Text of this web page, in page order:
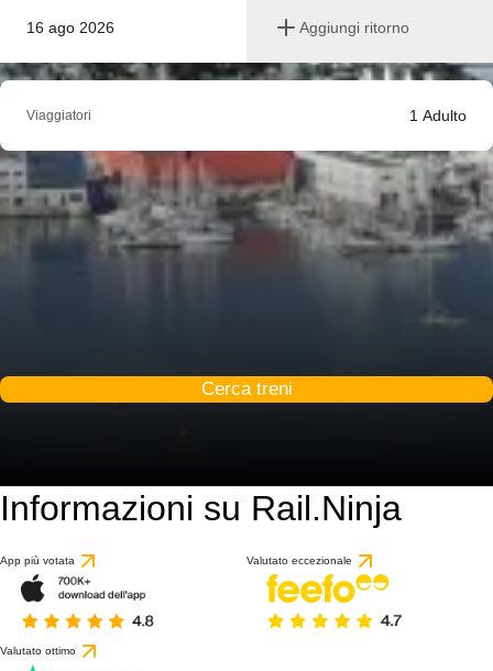
16 ago 2026 Aggiungi ritorno
Viaggiatori 1 Adulto
Cerca treni
Informazioni su Rail.Ninja
App più votata Valutato eccezionale
Valutato ottimo